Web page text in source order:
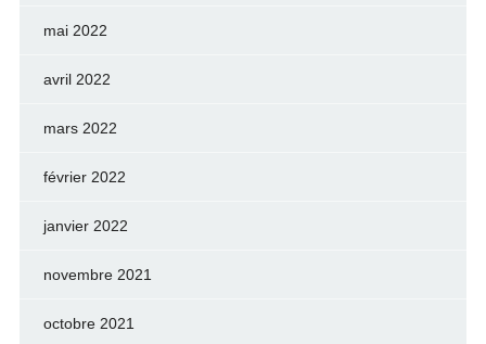
mai 2022
avril 2022
mars 2022
février 2022
janvier 2022
novembre 2021
octobre 2021